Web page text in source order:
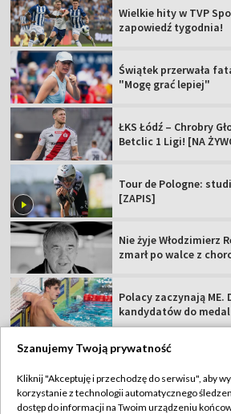
Wielkie hity w TVP
zapowiedź tygodnia!
Świątek przerwała
"Mogę grać lepiej"
ŁKS Łódź – Chrobry
Betclic 1 Ligi! [NA
Tour de Pologne:
[ZAPIS]
Nie żyje Włodzimierz
zmarł po walce z
Polacy zaczynają ME.
kandydatów do
TVP
Szanujemy Twoją prywatność
Kliknij "Akceptuję i przechodzę do serwisu", aby
korzystanie z technologii automatycznego
dostęp do informacji na Twoim urządzeniu